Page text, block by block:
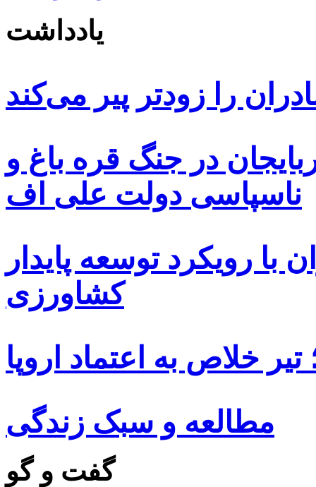
یادداشت
را زودتر پیر می‌کند
در جنگ قره باغ و
ناسپاسی دولت علی اف
با رویکرد توسعه پایدار
کشاورزی
خلاص به اعتماد اروپا
مطالعه و سبک زندگی
گفت و گو